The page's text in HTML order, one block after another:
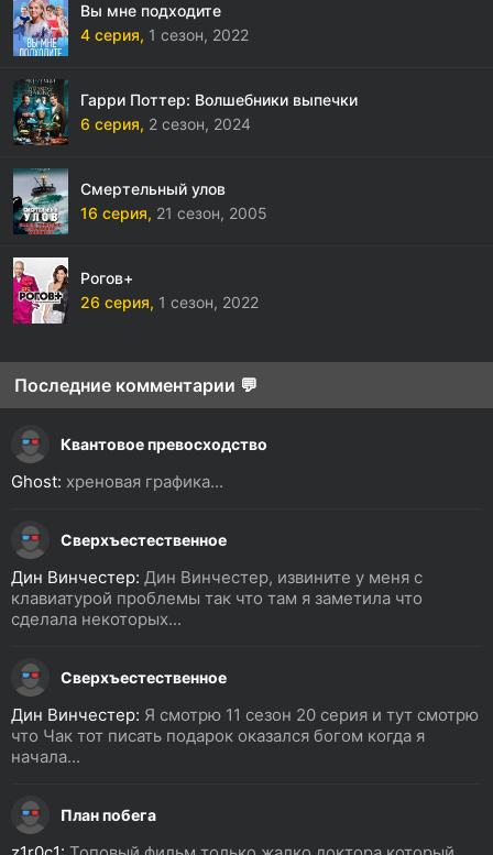
Вы мне подходите
4 серия, 1 сезон, 2022
Гарри Поттер: Волшебники выпечки
6 серия, 2 сезон, 2024
Смертельный улов
16 серия, 21 сезон, 2005
Рогов+
26 серия, 1 сезон, 2022
Последние комментарии 💬
Квантовое превосходство
Ghost: хреновая графика...
Сверхъестественное
Дин Винчестер: Дин Винчестер, извините у меня с
клавиатурой проблемы так что там я заметила что
сделала некоторых...
Сверхъестественное
Дин Винчестер: Я смотрю 11 сезон 20 серия и тут смотрю
что Чак тот писать подарок оказался богом когда я
начала...
План побега